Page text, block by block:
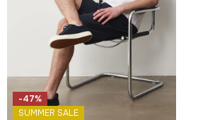
-47%
SUMMER SALE